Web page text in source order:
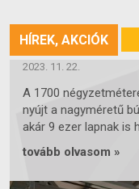
HÍREK, AKCIÓK
ÚJ 1700
2023. 11. 22.
A 1700
nyújt a nagyméretű
akár 9 ezer lapnak is
tovább olvasom »